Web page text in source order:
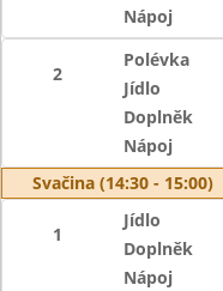
Nápoj
2
Polévka
Jídlo
Doplněk
Nápoj
Svačina (14:30 - 15:00)
1
Jídlo
Doplněk
Nápoj